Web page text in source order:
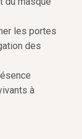
les portes
des
à